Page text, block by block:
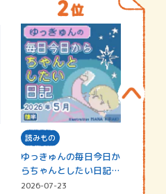
読みもの
ゆっきゅんの毎日今日か
らちゃんとしたい日記
☆202…
2026-07-23